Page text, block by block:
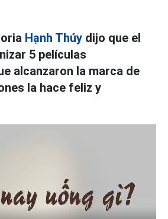
Hạnh Thúy dijo que el
5 películas
alcanzaron la marca de
la hace feliz y